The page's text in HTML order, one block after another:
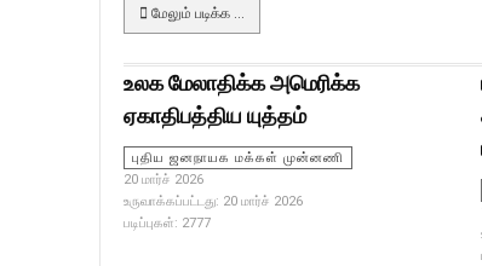
மேலும் படிக்க …
உலக மேலாதிக்க அமெரிக்க
ஏகாதிபத்திய யுத்தம்
புதிய ஜனநாயக மக்கள் முன்னணி
20 மார்ச் 2026
உருவாக்கப்பட்டது: 20 மார்ச் 2026
படிப்புகள்: 2777